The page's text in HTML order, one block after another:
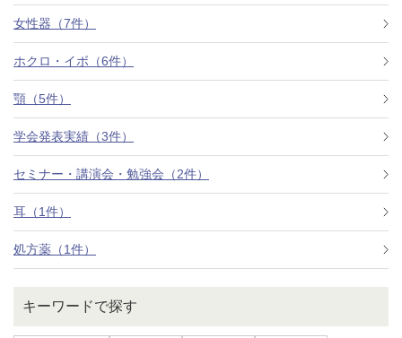
女性器（7件）
ホクロ・イボ（6件）
顎（5件）
学会発表実績（3件）
セミナー・講演会・勉強会（2件）
耳（1件）
処方薬（1件）
キーワードで探す